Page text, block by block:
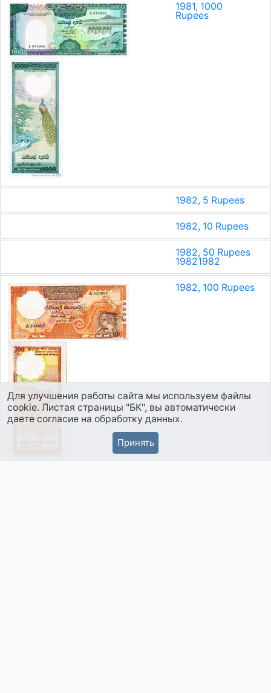
1981, 1000
Rupees
1982, 5 Rupees
1982, 10 Rupees
1982, 50 Rupees
19821982
1982, 100 Rupees
Для улучшения работы сайта мы используем файлы
cookie. Листая страницы "БК", вы автоматически
даете согласие на обработку данных.
Принять